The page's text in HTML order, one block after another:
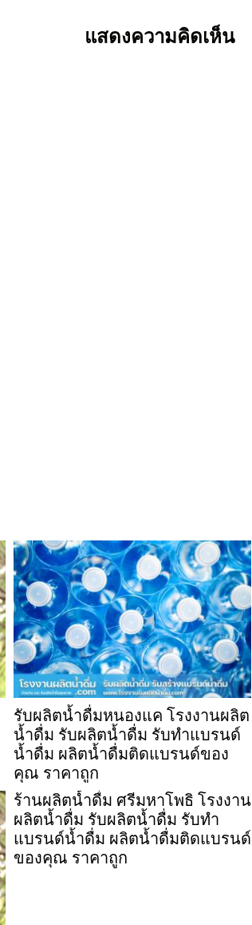
แสดงความคิดเห็น
รับผลิตน้ำดื่มหนองแค โรงงานผลิต
น้ำดื่ม รับผลิตน้ำดื่ม รับทำแบรนด์
น้ำดื่ม ผลิตน้ำดื่มติดแบรนด์ของ
คุณ ราคาถูก
ร้านผลิตน้ำดื่ม ศรีมหาโพธิ โรงงาน
ผลิตน้ำดื่ม รับผลิตน้ำดื่ม รับทำ
แบรนด์น้ำดื่ม ผลิตน้ำดื่มติดแบรนด์
ของคุณ ราคาถูก